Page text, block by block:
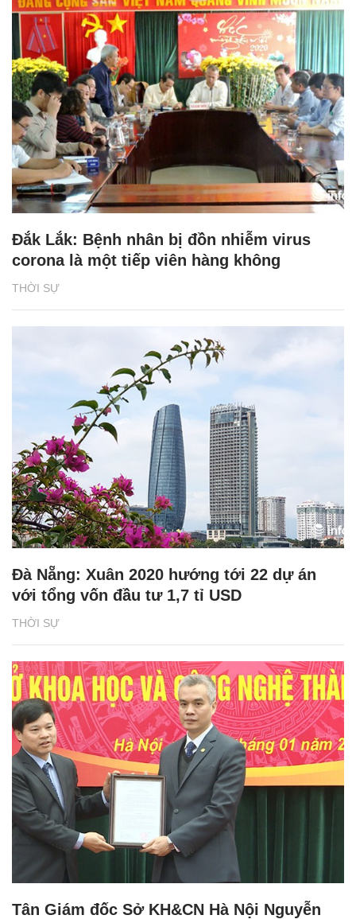
THỜI SỰ
Đắk Lắk: Bệnh nhân bị đồn nhiễm virus
corona là một tiếp viên hàng không
THỜI SỰ
Đà Nẵng: Xuân 2020 hướng tới 22 dự án
với tổng vốn đầu tư 1,7 tỉ USD
Tân Giám đốc Sở KH&CN Hà Nội Nguyễn